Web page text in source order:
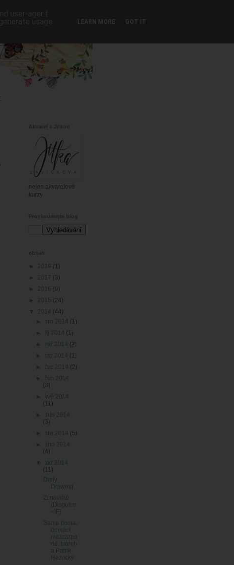
nejen akvarelové
kurzy
2019 (1)
2017 (3)
2016 (9)
2015 (24)
2014 (44)
pro 2014 (1)
říj 2014 (1)
zář 2014 (2)
srp 2014 (1)
čvc 2014 (2)
čvn 2014
(3)
kvě 2014
(11)
dub 2014
(3)
bře 2014 (5)
úno 2014
(4)
led 2014
(11)
Daily
Drawing
Zimoviště
(Disguise
- IF)
Sama doma,
domácí
mascarpo
ne, tvaroh
a Patrik
Hezucký
LEARN MORE GOT IT